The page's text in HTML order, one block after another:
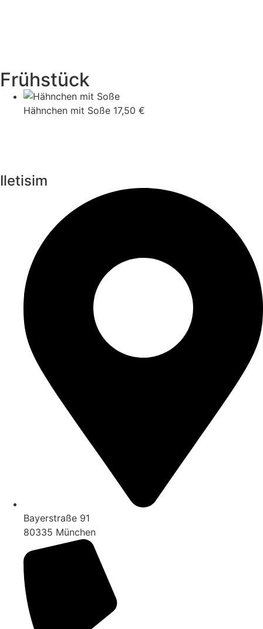
Frühstück
Hähnchen mit Soße 17,50 €
Iletisim
Bayerstraße 91
80335 München